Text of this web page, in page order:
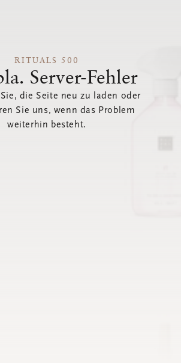
RITUALS 500
Server-Fehler
die Seite neu zu laden oder
Sie uns, wenn das Problem
weiterhin besteht.